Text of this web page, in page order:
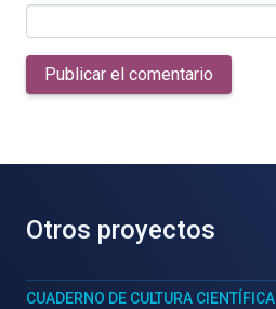
Publicar el comentario
Otros proyectos
CUADERNO DE CULTURA CIENTÍFICA